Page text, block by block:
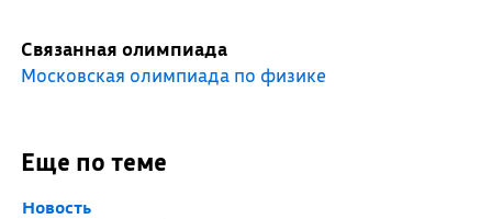
Связанная олимпиада
Московская олимпиада по физике
Еще по теме
Новость